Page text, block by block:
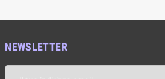
NEWSLETTER